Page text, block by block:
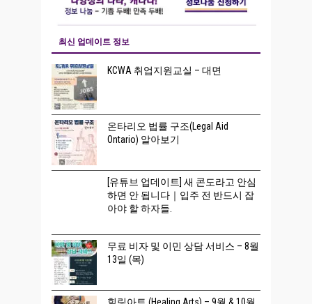
최신 업데이트 정보
KCWA 취업지원교실 – 대면
온타리오 법률 구조(Legal Aid
Ontario) 알아보기
[유튜브 업데이트] 새 콘도라고 안심
하면 안 됩니다｜입주 전 반드시 잡
아야 할 하자들.
무료 비자 및 이민 상담 서비스 – 8월
13일 (목)